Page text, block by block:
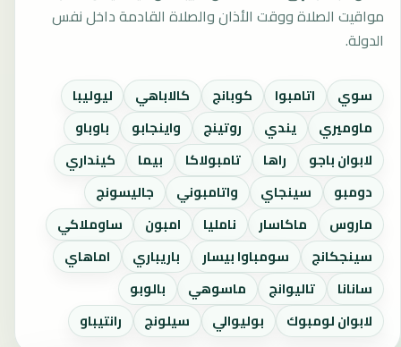
مواقيت الصلاة ووقت الأذان والصلاة القادمة داخل نفس
الدولة.
سوي اتامبوا كوبانج كالاباهي
ليوليبا
ماوميري
يندي روتينج واينجابو
باوباو
لابوان باجو
راها تامبولاكا بيما
كينداري
دومبو
سينجاي واتامبوني
جاليسونج
ماروس
ماكاسار نامليا امبون
ساوملاكي
سينجكانج
سومباوا بيسار باريباري
اماهاي
سانانا
تاليوانج ماسوهي
بالوبو
لابوان لومبوك
بوليوالي سيلونج رانتيباو